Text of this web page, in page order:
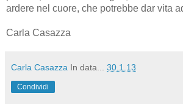
ardere nel cuore, che potrebbe dar vita
Carla Casazza
Carla Casazza In data... 30.1.13
Condividi